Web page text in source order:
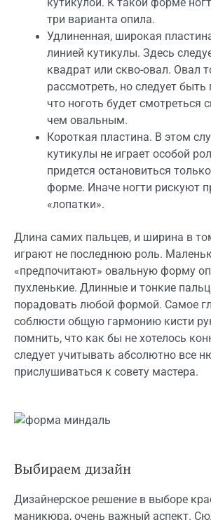
кутикулой. К такой форме
три варианта опила.
Удлиненная, широкая
линией кутикулы. Здесь
квадрат или скво-овал. Овал
рассмотреть, но следует быть
что ноготь будет смотреться
чем овальным.
Короткая пластина. В этом
кутикулы не играет особой
придется остановиться
форме. Иначе ногти рискуют
«лопатки».
Длина самих пальцев, и ширина в
играют не последнюю роль.
«предпочитают» овальную форму
пухленькие. Длинные и тонкие
порадовать любой формой. Самое
соблюсти общую гармонию кисти
помнить, что как бы не хотелось
следует учитывать абсолютно все
прислушиваться к совету мастера.
Выбираем дизайн
Дизайнерское решение в выборе
маникюра, очень важный аспект.